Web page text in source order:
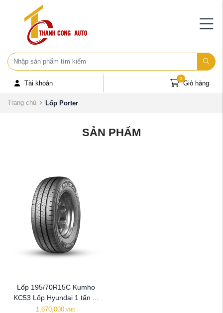
Tài khoản Giỏ hàng
0
Trang chủ Lốp Porter
SẢN PHẨM
Lốp 195/70R15C Kumho
KC53 Lốp Hyundai 1 tấn ...
1,670,000 VND